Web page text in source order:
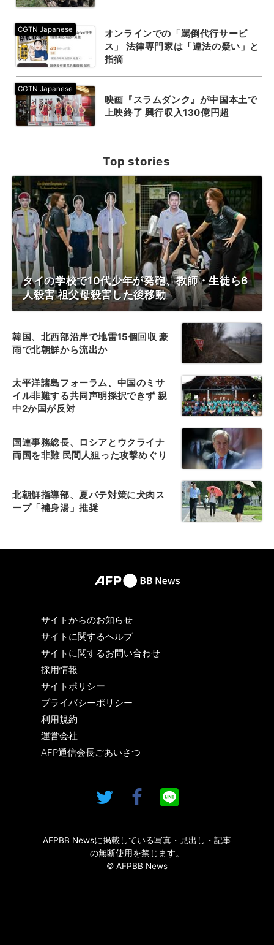
オンラインでの「罵倒代行サービ
ス」 法律専門家は「違法の疑い」と
指摘
映画『スラムダンク』が中国本土で
上映終了 興行収入130億円超
Top stories
タイの学校で10代少年が発砲、教師・生徒ら6
人殺害 祖父母殺害した後移動
韓国、北西部沿岸で地雷15個回収 豪
雨で北朝鮮から流出か
太平洋諸島フォーラム、中国のミサ
イル非難する共同声明採択できず 親
中2か国が反対
国連事務総長、ロシアとウクライナ
両国を非難 民間人狙った攻撃めぐり
北朝鮮指導部、夏バテ対策に犬肉ス
ープ「補身湯」推奨
サイトからのお知らせ
サイトに関するヘルプ
サイトに関するお問い合わせ
採用情報
サイトポリシー
プライバシーポリシー
利用規約
運営会社
AFP通信会長ごあいさつ
AFPBB Newsに掲載している写真・見出し・記事
の無断使用を禁じます。
© AFPBB News